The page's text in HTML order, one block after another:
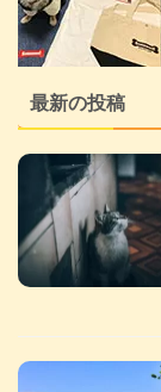
最新の投稿